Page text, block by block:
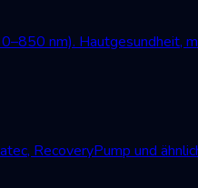
nm). Hautgesundheit,
RecoveryPump und